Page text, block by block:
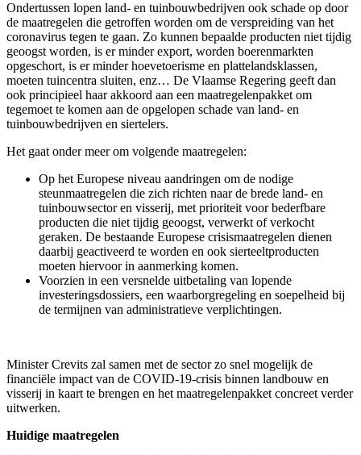
Ondertussen lopen land- en tuinbouwbedrijven ook schade op door
de maatregelen die getroffen worden om de verspreiding van het
coronavirus tegen te gaan. Zo kunnen bepaalde producten niet tijdig
geoogst worden, is er minder export, worden boerenmarkten
opgeschort, is er minder hoevetoerisme en plattelandsklassen,
moeten tuincentra sluiten, enz… De Vlaamse Regering geeft dan
ook principieel haar akkoord aan een maatregelenpakket om
tegemoet te komen aan de opgelopen schade van land- en
tuinbouwbedrijven en siertelers.
Het gaat onder meer om volgende maatregelen:
Op het Europese niveau aandringen om de nodige
steunmaatregelen die zich richten naar de brede land- en
tuinbouwsector en visserij, met prioriteit voor bederfbare
producten die niet tijdig geoogst, verwerkt of verkocht
geraken. De bestaande Europese crisismaatregelen dienen
daarbij geactiveerd te worden en ook sierteeltproducten
moeten hiervoor in aanmerking komen.
Voorzien in een versnelde uitbetaling van lopende
investeringsdossiers, een waarborgregeling en soepelheid bij
de termijnen van administratieve verplichtingen.
Minister Crevits zal samen met de sector zo snel mogelijk de
financiële impact van de COVID-19-crisis binnen landbouw en
visserij in kaart te brengen en het maatregelenpakket concreet verder
uitwerken.
Huidige maatregelen